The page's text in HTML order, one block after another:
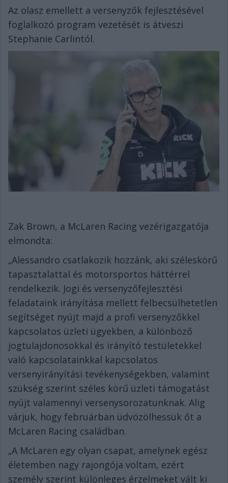
Az olasz emellett a versenyzők fejlesztésével
foglalkozó program vezetését is átveszi
Stephanie Carlintól.
Zak Brown, a McLaren Racing vezérigazgatója
elmondta:
„Alessandro csatlakozik hozzánk, aki széleskörű
tapasztalattal és motorsportos háttérrel
rendelkezik. Jogi és versenyzőfejlesztési
feladataink irányítása mellett felbecsülhetetlen
segítséget nyújt majd a profi versenyzőkkel
kapcsolatos üzleti ügyekben, a különböző
jogtulajdonosokkal és irányító testületekkel
való kapcsolatainkkal kapcsolatos
versenyirányítási tevékenységekben, valamint
szükség szerint széles körű üzleti támogatást
nyújt valamennyi versenysorozatunknak. Alig
várjuk, hogy februárban üdvözölhessük őt a
McLaren Racing családban.
„A McLaren egy olyan csapat, amelynek egész
életemben nagy rajongója voltam, ezért
személy szerint különleges érzelmeket vált ki